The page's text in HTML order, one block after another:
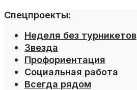
Спецпроекты:
Неделя без турникетов
Звезда
Профориентация
Социальная работа
Всегда рядом